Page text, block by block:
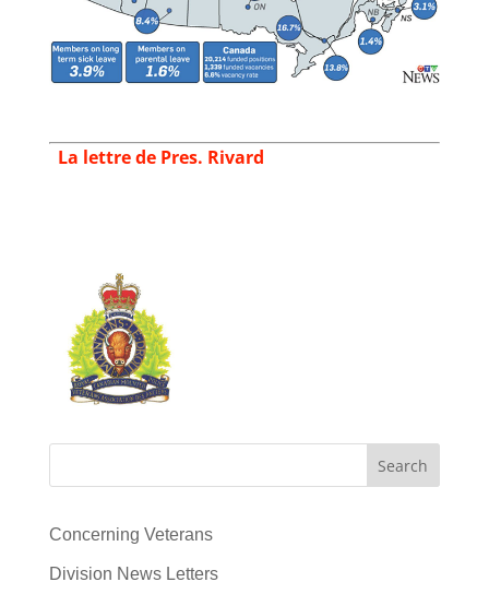
La lettre de Pres. Rivard
Search
Concerning Veterans
Division News Letters